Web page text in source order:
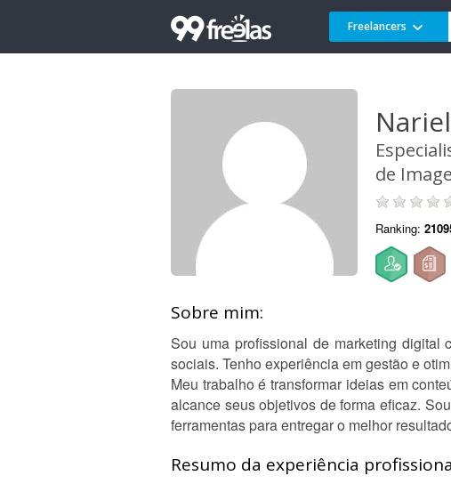
Freelancers
de
Ranking:
Sobre mim:
Sou uma profissional de marketing digital
sociais. Tenho experiência em gestão e
Meu trabalho é transformar ideias em
alcance seus objetivos de forma eficaz.
ferramentas para entregar o melhor
Resumo da experiência